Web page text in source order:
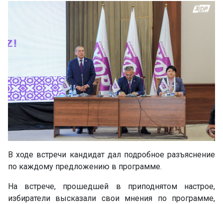
В ходе встречи кандидат дал подробное разъяснение
по каждому предложению в программе.
На встрече, прошедшей в приподнятом настрое,
избиратели высказали свои мнения по программе,